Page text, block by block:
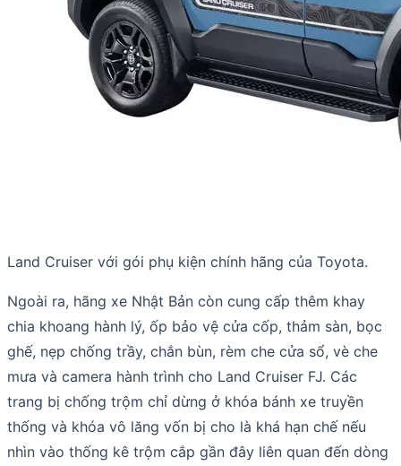
Land Cruiser với gói phụ kiện chính hãng của Toyota.
Ngoài ra, hãng xe Nhật Bản còn cung cấp thêm khay
chia khoang hành lý, ốp bảo vệ cửa cốp, thảm sàn, bọc
ghế, nẹp chống trầy, chắn bùn, rèm che cửa sổ, vè che
mưa và camera hành trình cho Land Cruiser FJ. Các
trang bị chống trộm chỉ dừng ở khóa bánh xe truyền
thống và khóa vô lăng vốn bị cho là khá hạn chế nếu
nhìn vào thống kê trộm cắp gần đây liên quan đến dòng